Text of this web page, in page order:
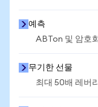
예측
ABTon 및 암호
무기한 선물
최대 50배 레버